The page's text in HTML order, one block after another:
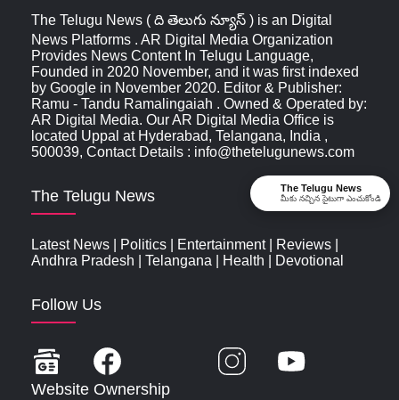
The Telugu News ( ది తెలుగు న్యూస్‌ ) is an Digital
News Platforms . AR Digital Media Organization
Provides News Content In Telugu Language,
Founded in 2020 November, and it was first indexed
by Google in November 2020. Editor & Publisher:
Ramu - Tandu Ramalingaiah . Owned & Operated by:
AR Digital Media. Our AR Digital Media Office is
located Uppal at Hyderabad, Telangana, India ,
500039, Contact Details : info@thetelugunews.com
The Telugu News
Latest News Politics Entertainment| Reviews
Andhra Pradesh
Telangana Health Devotional
Follow Us
Website Ownership
The Telugu News
మీకు నచ్చిన సైటుగా ఎంచుకోండి